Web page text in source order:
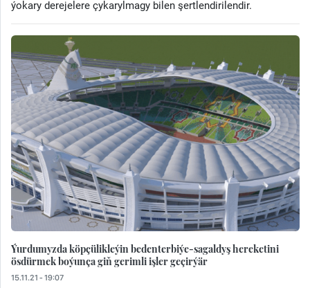
ýokary derejelere çykarylmagy bilen şertlendirilendir.
Ýurdumyzda köpçülikleýin bedenterbiýe-sagaldyş hereketini
ösdürmek boýunça giň gerimli işler geçirýär
15.11.21 - 19:07